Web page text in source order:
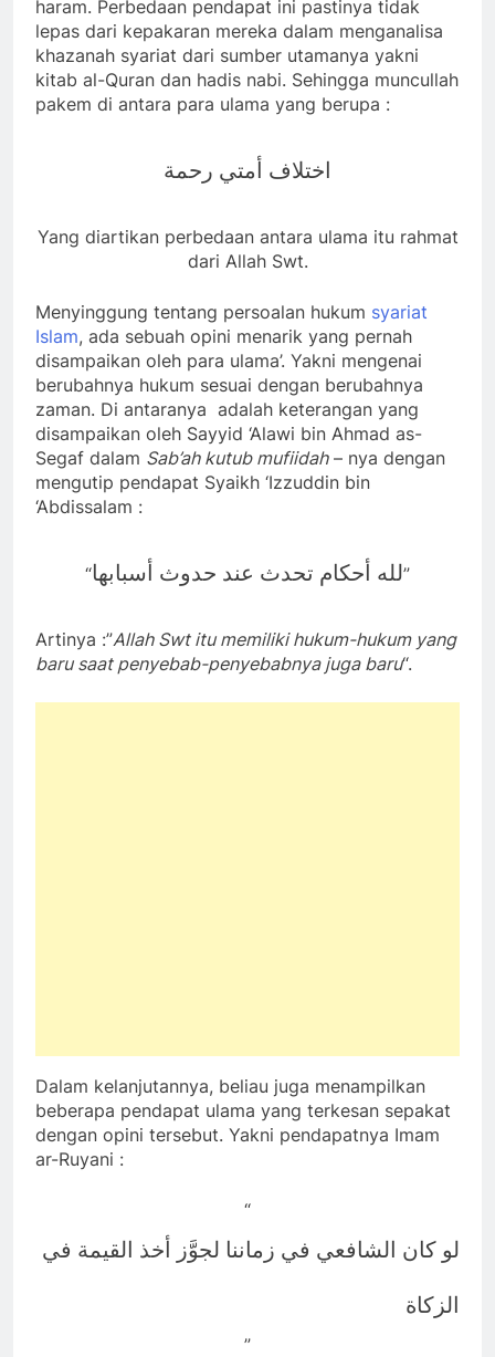
haram. Perbedaan pendapat ini pastinya tidak
lepas dari kepakaran mereka dalam menganalisa
khazanah syariat dari sumber utamanya yakni
kitab al-Quran dan hadis nabi. Sehingga muncullah
pakem di antara para ulama yang berupa :
اختلاف أمتي رحمة
Yang diartikan perbedaan antara ulama itu rahmat
dari Allah Swt.
Menyinggung tentang persoalan hukum syariat
Islam, ada sebuah opini menarik yang pernah
disampaikan oleh para ulama’. Yakni mengenai
berubahnya hukum sesuai dengan berubahnya
zaman. Di antaranya adalah keterangan yang
disampaikan oleh Sayyid ‘Alawi bin Ahmad as-
Segaf dalam Sab’ah kutub mufiidah– nya dengan
mengutip pendapat Syaikh ‘Izzuddin bin
‘Abdissalam :
“لله أحكام تحدث عند حدوث أسبابها”
Artinya :”Allah Swt itu memiliki hukum-hukum yang
baru saat penyebab-penyebabnya juga baru“.
Dalam kelanjutannya, beliau juga menampilkan
beberapa pendapat ulama yang terkesan sepakat
dengan opini tersebut. Yakni pendapatnya Imam
ar-Ruyani :
“
لو كان الشافعي في زماننا لجوَّز أخذ القيمة في
الزكاة
”